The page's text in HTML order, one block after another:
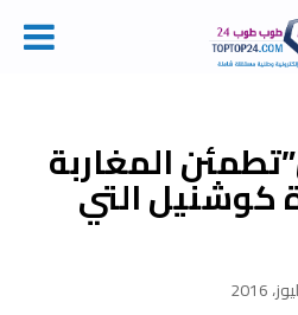
المغاربة
التي